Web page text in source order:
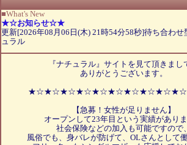
■What's New
★☆お知らせ☆★
更新[2026年08月06日(木) 21時54分58秒]待ち合わせ
ュラル
『ナチュラル』サイトを見て頂きまし
ありがとうございます。
【急募！女性が足りません】
オープンして23年目という実績がありま
社会保険などの加入も可能ですので、
風俗でも、身バレが防げて、OLさんとして働